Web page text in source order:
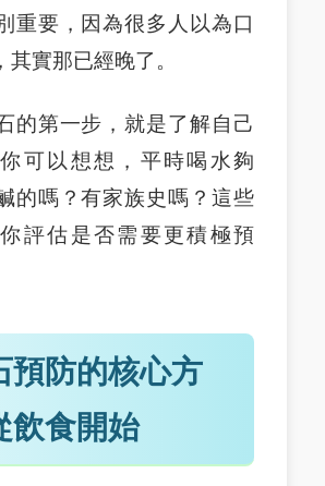
重要，因為很多人以為口
其實那已經晚了。
的第一步，就是了解自己
可以想想，平時喝水夠
的嗎？有家族史嗎？這些
評估是否需要更積極預
預防的核心方
飲食開始